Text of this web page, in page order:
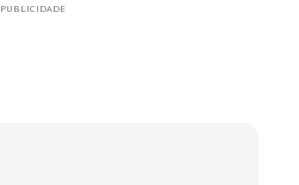
PUBLICIDADE